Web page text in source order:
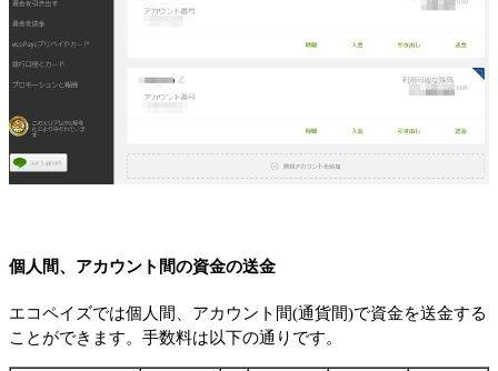
個人間、アカウント間の資金の送金
エコペイズでは個人間、アカウント間(通貨間)で資金を送金する
ことができます。手数料は以下の通りです。